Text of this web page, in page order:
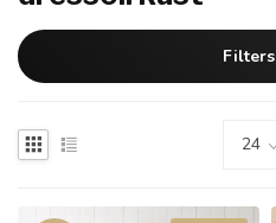
Filters